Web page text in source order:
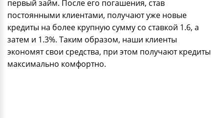
первый займ. После его погашения, став
постоянными клиентами, получают уже новые
кредиты на более крупную сумму со ставкой 1.6, а
затем и 1.3%. Таким образом, наши клиенты
экономят свои средства, при этом получают кредиты
максимально комфортно.